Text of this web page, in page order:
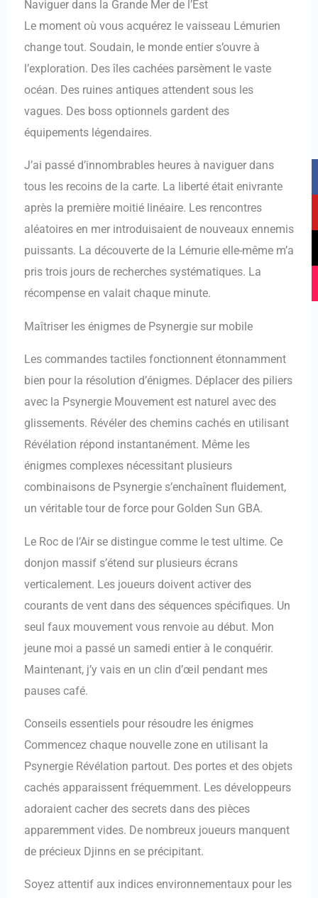
Naviguer dans la Grande Mer de l’Est
Le moment où vous acquérez le vaisseau Lémurien
change tout. Soudain, le monde entier s’ouvre à
l’exploration. Des îles cachées parsèment le vaste
océan. Des ruines antiques attendent sous les
vagues. Des boss optionnels gardent des
équipements légendaires.
J’ai passé d’innombrables heures à naviguer dans
tous les recoins de la carte. La liberté était enivrante
après la première moitié linéaire. Les rencontres
aléatoires en mer introduisaient de nouveaux ennemis
puissants. La découverte de la Lémurie elle-même m’a
pris trois jours de recherches systématiques. La
récompense en valait chaque minute.
Maîtriser les énigmes de Psynergie sur mobile
Les commandes tactiles fonctionnent étonnamment
bien pour la résolution d’énigmes. Déplacer des piliers
avec la Psynergie Mouvement est naturel avec des
glissements. Révéler des chemins cachés en utilisant
Révélation répond instantanément. Même les
énigmes complexes nécessitant plusieurs
combinaisons de Psynergie s’enchaînent fluidement,
un véritable tour de force pour Golden Sun GBA.
Le Roc de l’Air se distingue comme le test ultime. Ce
donjon massif s’étend sur plusieurs écrans
verticalement. Les joueurs doivent activer des
courants de vent dans des séquences spécifiques. Un
seul faux mouvement vous renvoie au début. Mon
jeune moi a passé un samedi entier à le conquérir.
Maintenant, j’y vais en un clin d’œil pendant mes
pauses café.
Conseils essentiels pour résoudre les énigmes
Commencez chaque nouvelle zone en utilisant la
Psynergie Révélation partout. Des portes et des objets
cachés apparaissent fréquemment. Les développeurs
adoraient cacher des secrets dans des pièces
apparemment vides. De nombreux joueurs manquent
de précieux Djinns en se précipitant.
Soyez attentif aux indices environnementaux pour les